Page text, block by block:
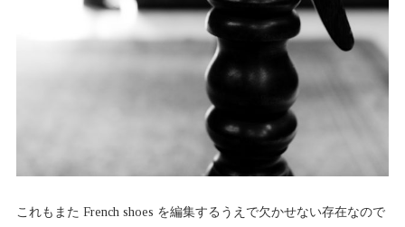
これもまた French shoes を編集するうえで欠かせない存在なので